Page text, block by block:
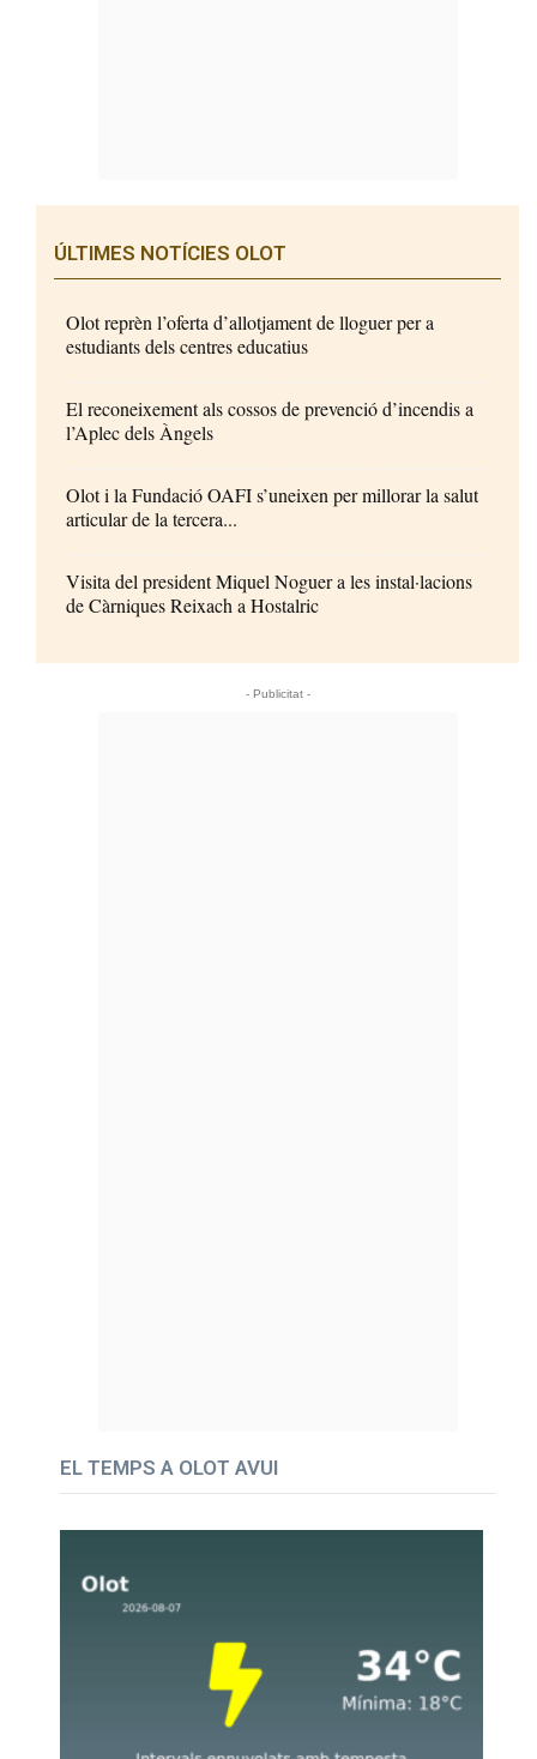
ÚLTIMES NOTÍCIES OLOT
Olot reprèn l’oferta d’allotjament de lloguer per a
estudiants dels centres educatius
El reconeixement als cossos de prevenció d’incendis a
l’Aplec dels Àngels
Olot i la Fundació OAFI s’uneixen per millorar la salut
articular de la tercera...
Visita del president Miquel Noguer a les instal·lacions
de Càrniques Reixach a Hostalric
- Publicitat -
EL TEMPS A OLOT AVUI